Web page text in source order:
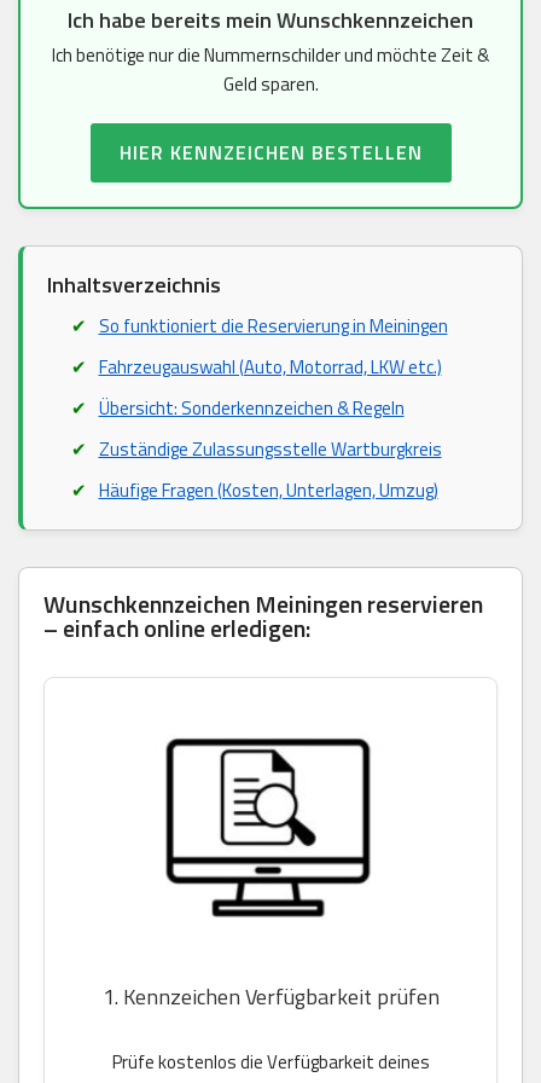
Ich habe bereits mein Wunschkennzeichen
Ich benötige nur die Nummernschilder und möchte Zeit &
Geld sparen.
HIER KENNZEICHEN BESTELLEN
Inhaltsverzeichnis
So funktioniert die Reservierung in Meiningen
Fahrzeugauswahl (Auto, Motorrad, LKW etc.)
Übersicht: Sonderkennzeichen & Regeln
Zuständige Zulassungsstelle Wartburgkreis
Häufige Fragen (Kosten, Unterlagen, Umzug)
Wunschkennzeichen Meiningen reservieren
– einfach online erledigen:
1. Kennzeichen Verfügbarkeit prüfen
Prüfe kostenlos die Verfügbarkeit deines